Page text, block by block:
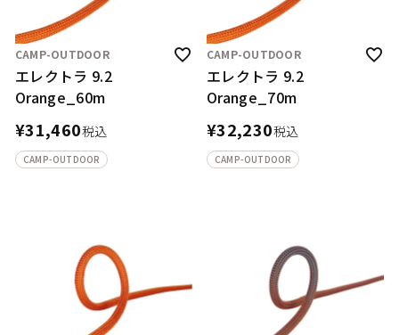
CAMP-OUTDOOR
エレクトラ 9.2
Orange_60m
¥31,460税込
CAMP-OUTDOOR
CAMP-OUTDOOR
エレクトラ 9.2
Orange_70m
¥32,230税込
CAMP-OUTDOOR